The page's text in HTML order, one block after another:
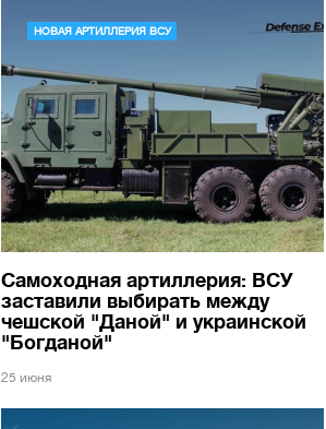
НОВАЯ АРТИЛЛЕРИЯ ВСУ
Самоходная артиллерия: ВСУ
заставили выбирать между
чешской "Даной" и украинской
"Богданой"
25 июня